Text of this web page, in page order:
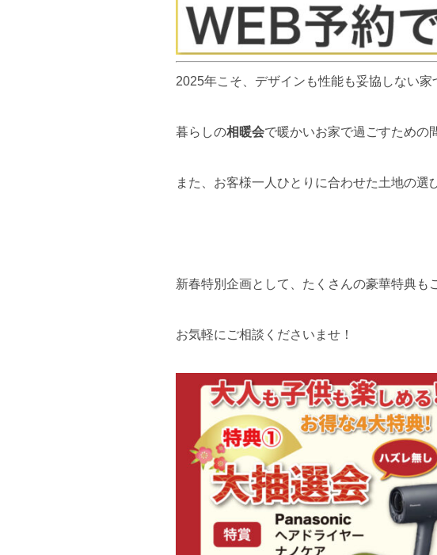
2025年こそ、デザインも性能も妥協しない家
暮らしの相暖会で暖かいお家で過ごすための
また、お客様一人ひとりに合わせた土地の選
新春特別企画として、たくさんの豪華特典も
お気軽にご相談くださいませ！